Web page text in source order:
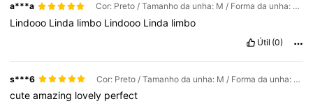
a***a Cor: Preto / Tamanho da unha: M / Forma da unha: Quadrado
Lindooo Linda limbo Lindooo Linda limbo
Útil (0)
s***6 Cor: Preto / Tamanho da unha: M / Forma da unha: Quadrado
cuteamazing lovely perfect